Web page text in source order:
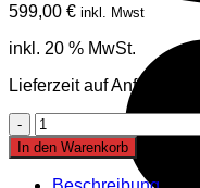
599,00 € inkl. Mwst
inkl. 20 % MwSt.
Lieferzeit auf Anfrage,
LAG
T118ASCE
BLK
Westerngitarre
In den Warenkorb